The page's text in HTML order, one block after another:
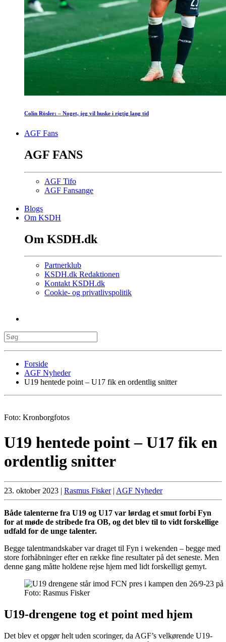
Colin Rösler: – Noget, jeg vil huske i rigtig lang tid
AGF Fans
AGF FANS
AGF Tifo
AGF Fansange
Blogs
Om KSDH
Om KSDH.dk
Partnerklub
KSDH.dk Redaktionen
Kontakt KSDH.dk
Cookie- og privatlivspolitik
Forside
AGF Nyheder
U19 hentede point – U17 fik en ordentlig snitter
Foto: Kronborgfotos
U19 hentede point – U17 fik en
ordentlig snitter
23. oktober 2023 | Rasmus Fisker| AGF Nyheder
Både talenterne fra U19 og U17 var lørdag et smut forbi Fyn
for at møde de stribede fra OB, og det blev til to vidt forskellige
udfald for de unge talenter.
Begge talentmandskaber var draget til Fyn i wekenden – begge med
store forhåbninger efter en række fine resultater på det seneste. Men
denne gang måtte holdene rejse hjem med lidt forskelligt gemyt.
Foto: Rasmus Fisker
U19-drengene tog et point med hjem
Det blev et opgør helt uden scoringer, da AGF’s velkørende U19-